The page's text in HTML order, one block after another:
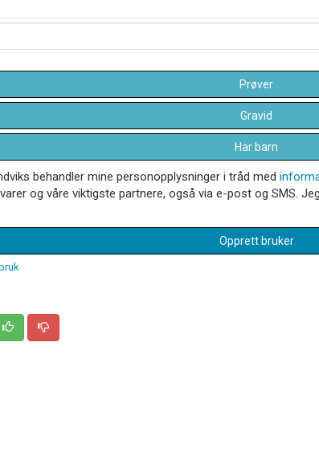
Prøver
Gravid
Har barn
behandler mine personopplysninger i tråd med
og våre viktigste partnere, også via e-post og SMS.
Opprett bruker